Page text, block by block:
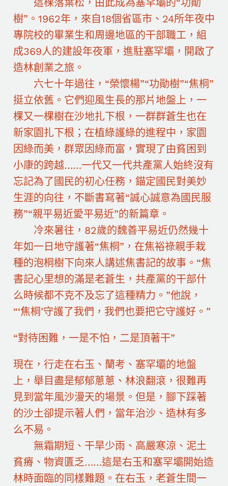
樹”。1962年，來自18個省區市、24所年夜中
專院校的畢業生和周邊地區的干部職工，組
成369人的建設年夜軍，進駐塞罕壩，開啟了
造林創業之旅。
六七十年過往，“榮懷楊”“功勛樹”“焦桐”
挺立依舊。它們迎風生長的那片地盤上，一
棵又一棵樹在沙地扎下根，一群群蒼生也在
新家園扎下根；在植綠護綠的進程中，家園
因綠而美，群眾因綠而富，實現了由貧困到
小康的跨越……一代又一代共產黨人始終沒有
忘記為了國民的初心任務，錨定國民對美妙
生涯的向往，不斷書寫著“誠心誠意為國民服
務”“親平易近愛平易近”的新篇章。
冷來暑往，82歲的魏善平易近仍然幾十
年如一日地守護著“焦桐”，在焦裕祿親手栽
種的泡桐樹下向來人講述焦書記的故事。“焦
書記心里想的滿是老蒼生，共產黨的干部什
么時候都不克不及忘了這種精力。”他說，
“‘焦桐’守護了我們，我們也要把它守護好。”
“對待困難，一是不怕，二是頂著干”
現在，行走在右玉、蘭考、塞罕壩的地盤
上，舉目盡是郁郁蔥蔥、林浪翻滾，很難再
見到當年風沙漫天的場景。但是，腳下踩著
的沙土卻提示著人們，當年治沙、造林有多
么不易。
無霜期短、干旱少雨、高嚴寒涼、泥土
貧瘠、物資匱乏……這是右玉和塞罕壩開始造
林時面臨的同樣難題。在右玉，老蒼生間一